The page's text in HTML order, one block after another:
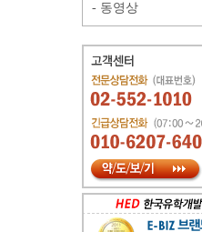
- 동영상